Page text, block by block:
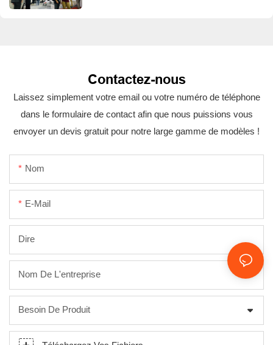
Contactez-nous
Laissez simplement votre email ou votre numéro de téléphone
dans le formulaire de contact afin que nous puissions vous
envoyer un devis gratuit pour notre large gamme de modèles !
Nom
E-Mail
Dire
Nom De L'entreprise
Besoin De Produit